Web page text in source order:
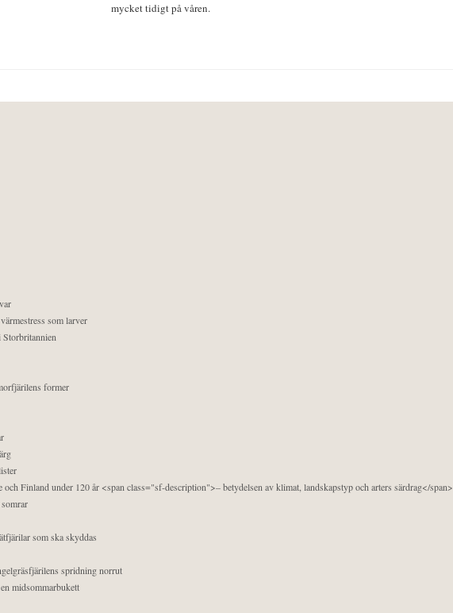
mycket tidigt på våren.
som larver
former
Finland under 120 år <span class="sf-description">– betydelsen av klimat, landskapstyp och arters särdrag</span>
som ska skyddas
spridning norrut
midsommarbukett